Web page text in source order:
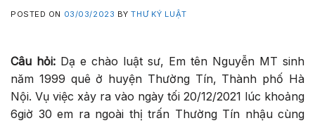
POSTED ON 03/03/2023 BYTHƯ KÝ LUẬT
Câu hỏi: Dạ e chào luật sư, Em tên Nguyễn MT sinh
năm 1999 quê ở huyện Thường Tín, Thành phố Hà
Nội. Vụ việc xảy ra vào ngày tối 20/12/2021 lúc khoảng
6giờ 30 em ra ngoài thị trấn Thường Tín nhậu cùng